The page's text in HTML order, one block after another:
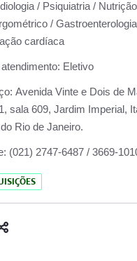
/ Psiquiatria /
/
cardíaca
Eletivo
Avenida Vinte e Dois de
sala 609, Jardim Imperial,
Rio de Janeiro.
(021) 2747-6487 / 3669-